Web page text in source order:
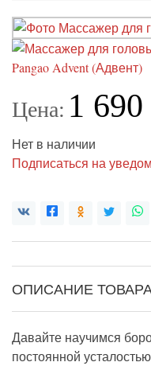
Цена: 1 690
Нет в наличии
Подписаться на
ОПИСАНИЕ
Давайте научимся
постоянной